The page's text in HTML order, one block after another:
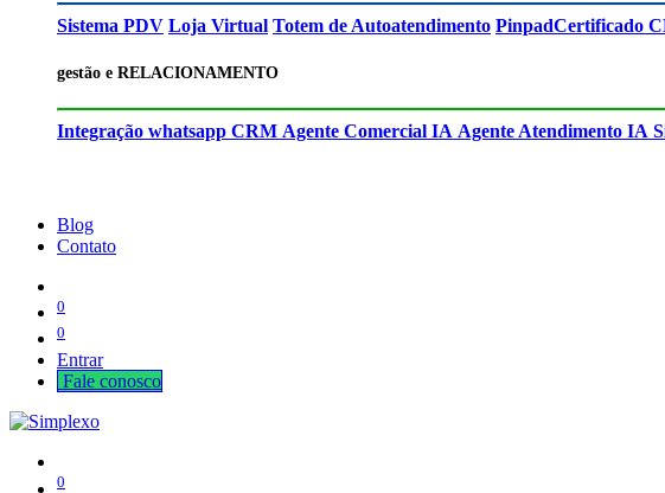
Sistema PDV Loja Virtual Totem de Autoatendimento PinpadCertificado
gestão e RELACIONAMENTO
Integração whatsapp CRM Agente Comercial IA Agente Atendimento IA
Blog
Contato
0
0
Entrar
Fale cono​​​​​​​​sco
0